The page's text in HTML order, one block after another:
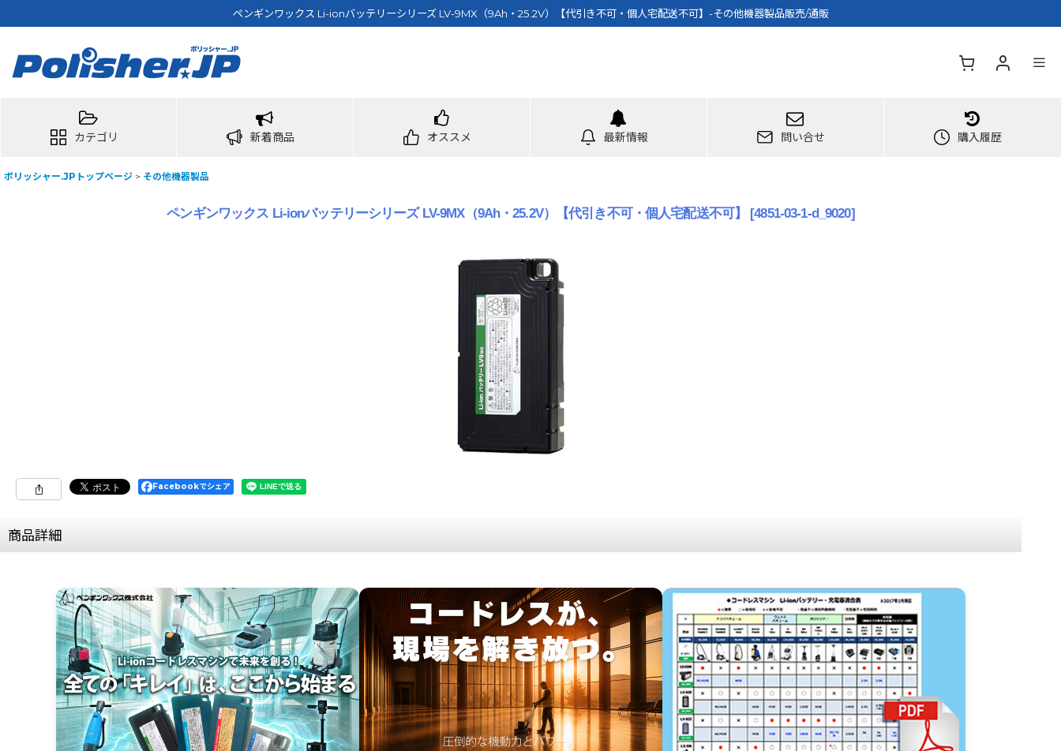
ペンギンワックス Li-ionバッテリーシリーズ LV-9MX（9Ah・25.2V）【代引き不可・個人宅配送不可】-その他機器製品販売/通販
カテゴリ 新着商品 オススメ 最新情報 問い合せ 購入履歴
ポリッシャー.JPトップページ > その他機器製品
ペンギンワックス Li-ionバッテリーシリーズ LV-9MX（9Ah・25.2V）【代引き不可・個人宅配送不可】 [4851-03-1-d_9020]
Facebookでシェア
商品詳細